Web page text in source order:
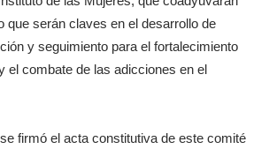
que serán claves en el desarrollo de
y seguimiento para el fortalecimiento
el combate de las adicciones en el
firmó el acta constitutiva de este comité